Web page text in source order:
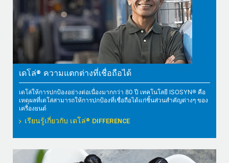
เดโล่® ความแตกต่างที่เชื่อถือได้
เดโล่ให้การปกป้องอย่างต่อเนื่องมากกว่า 80 ปี เทคโนโลยี ISOSYN® คือ
เหตุผลที่เดโล่สามารถให้การปกป้องที่เชื่อถือได้แก่ชิ้นส่วนสำคัญต่างๆ ของ
เครื่องยนต์
เรียนรู้เกี่ยวกับ เดโล่® DIFFERENCE